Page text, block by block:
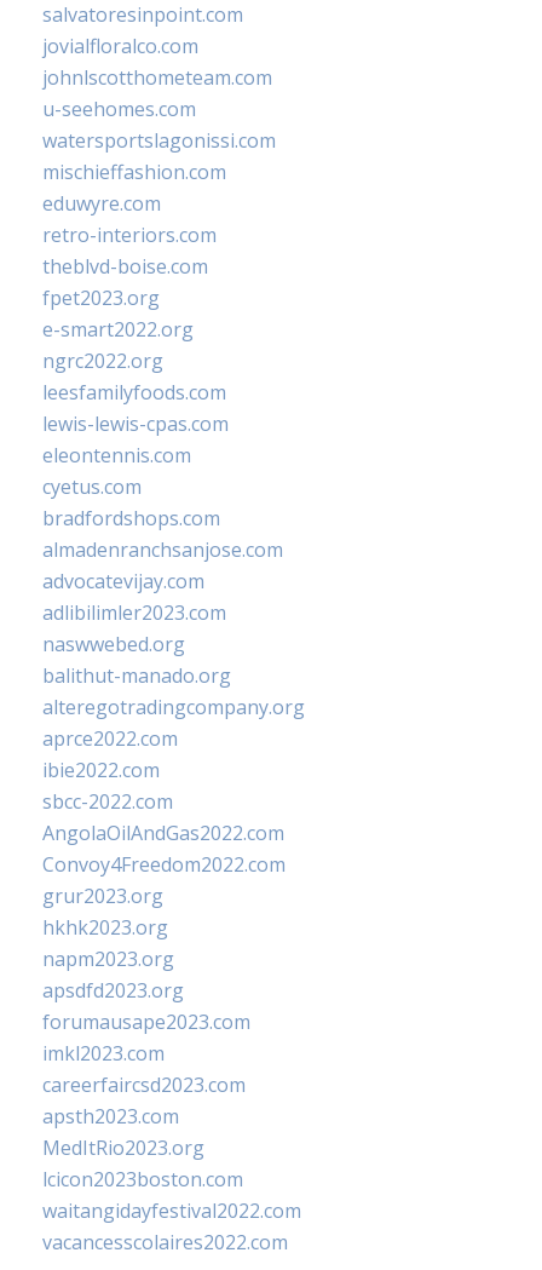
salvatoresinpoint.com
jovialfloralco.com
johnlscotthometeam.com
u-seehomes.com
watersportslagonissi.com
mischieffashion.com
eduwyre.com
retro-interiors.com
theblvd-boise.com
fpet2023.org
e-smart2022.org
ngrc2022.org
leesfamilyfoods.com
lewis-lewis-cpas.com
eleontennis.com
cyetus.com
bradfordshops.com
almadenranchsanjose.com
advocatevijay.com
adlibilimler2023.com
naswwebed.org
balithut-manado.org
alteregotradingcompany.org
aprce2022.com
ibie2022.com
sbcc-2022.com
AngolaOilAndGas2022.com
Convoy4Freedom2022.com
grur2023.org
hkhk2023.org
napm2023.org
apsdfd2023.org
forumausape2023.com
imkl2023.com
careerfaircsd2023.com
apsth2023.com
MedItRio2023.org
lcicon2023boston.com
waitangidayfestival2022.com
vacancesscolaires2022.com